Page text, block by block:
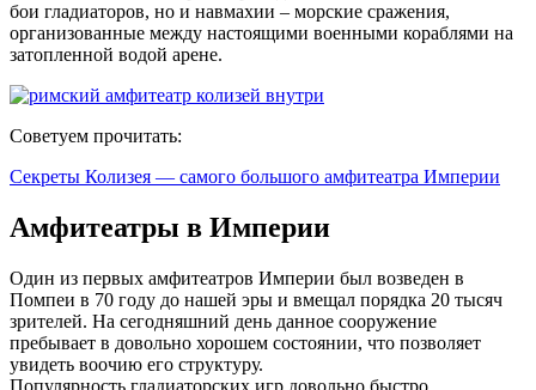
бои гладиаторов, но и навмахии – морские сражения,
организованные между настоящими военными кораблями на
затопленной водой арене.
Советуем прочитать:
Секреты Колизея — самого большого амфитеатра Империи
Амфитеатры в Империи
Один из первых амфитеатров Империи был возведен в
Помпеи в 70 году до нашей эры и вмещал порядка 20 тысяч
зрителей. На сегодняшний день данное сооружение
пребывает в довольно хорошем состоянии, что позволяет
увидеть воочию его структуру.
Популярность гладиаторских игр довольно быстро